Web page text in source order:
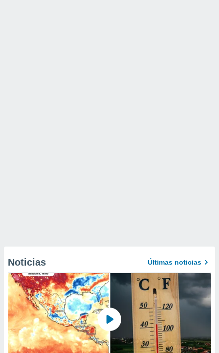
Noticias Últimas noticias